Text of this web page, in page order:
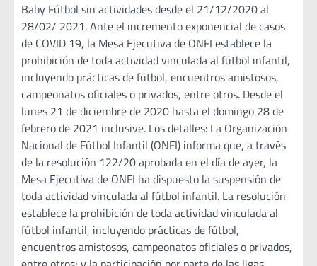
Baby Fútbol sin actividades desde el 21/12/2020 al
28/02/ 2021. Ante el incremento exponencial de casos
de COVID 19, la Mesa Ejecutiva de ONFI establece la
prohibición de toda actividad vinculada al fútbol infantil,
incluyendo prácticas de fútbol, encuentros amistosos,
campeonatos oficiales o privados, entre otros. Desde el
lunes 21 de diciembre de 2020 hasta el domingo 28 de
febrero de 2021 inclusive. Los detalles: La Organización
Nacional de Fútbol Infantil (ONFI) informa que, a través
de la resolución 122/20 aprobada en el día de ayer, la
Mesa Ejecutiva de ONFI ha dispuesto la suspensión de
toda actividad vinculada al fútbol infantil. La resolución
establece la prohibición de toda actividad vinculada al
fútbol infantil, incluyendo prácticas de fútbol,
encuentros amistosos, campeonatos oficiales o privados,